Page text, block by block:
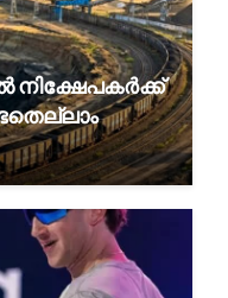
നിക്ഷേപകർക്ക്